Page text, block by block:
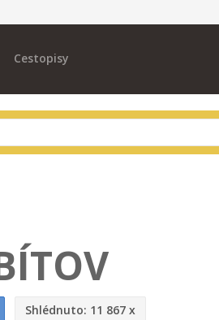
Cestopisy
Shlédnuto: 11 867 x